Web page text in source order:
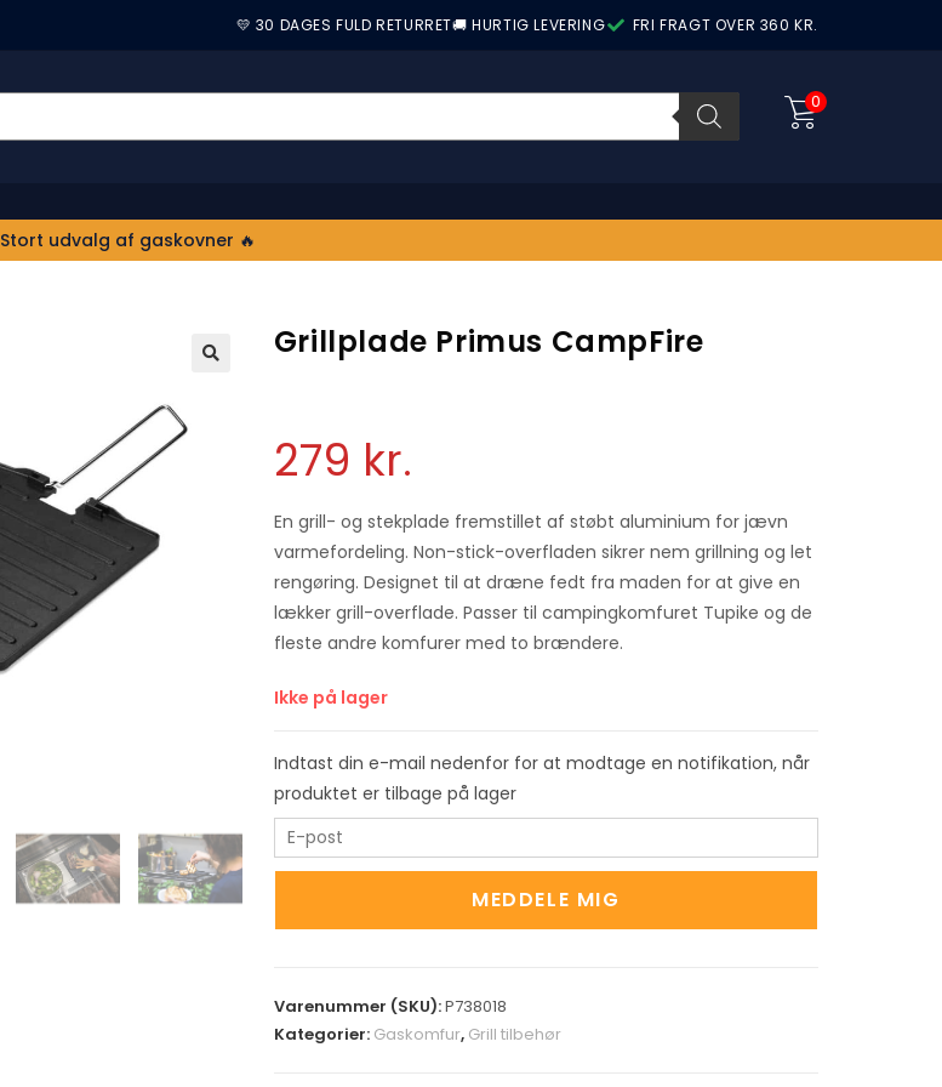
💛 30 DAGES FULD RETURRET🚚 HURTIG LEVERING FRI FRAGT OVER 360 KR.
0
Stort udvalg af gaskovner 🔥
Grillplade Primus CampFire
279 kr.
En grill- og stekplade fremstillet af støbt aluminium for jævn
varmefordeling. Non-stick-overfladen sikrer nem grillning og let
rengøring. Designet til at dræne fedt fra maden for at give en
lækker grill-overflade. Passer til campingkomfuret Tupike og de
fleste andre komfurer med to brændere.
Ikke på lager
Indtast din e-mail nedenfor for at modtage en notifikation, når
produktet er tilbage på lager
n
o
u
MEDDELE MIG
Varenummer (SKU):P738018
Kategorier: Gaskomfur, Grill tilbehør